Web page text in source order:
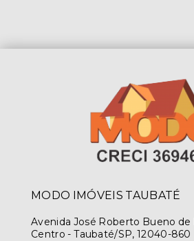
MODO IMÓVEIS TAUBATÉ
Avenida José Roberto Bueno de
Centro - Taubaté/SP, 12040-860